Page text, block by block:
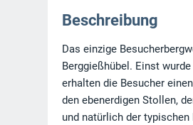
Beschreibung
Das einzige
Berggießhübel. Einst
erhalten die Besucher
den ebenerdigen Stollen,
und natürlich der typischen